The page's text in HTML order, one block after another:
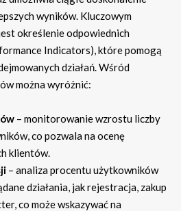
wyników. Kluczowym
określenie odpowiednich
Indicators), które pomogą
działań. Wśród
można wyróżnić:
– monitorowanie wzrostu liczby
co pozwala na ocenę
klientów.
– analiza procentu użytkowników
działania, jak rejestracja, zakup
co może wskazywać na